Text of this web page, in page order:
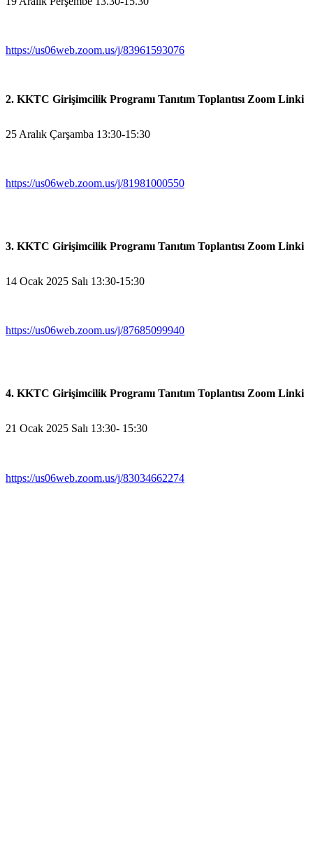
https://us06web.zoom.us/j/83961593076
2. KKTC Girişimcilik Programı Tanıtım Toplantısı Zoom Linki
25 Aralık Çarşamba 13:30-15:30
https://us06web.zoom.us/j/81981000550
3. KKTC Girişimcilik Programı Tanıtım Toplantısı Zoom Linki
14 Ocak 2025 Salı 13:30-15:30
https://us06web.zoom.us/j/87685099940
4. KKTC Girişimcilik Programı Tanıtım Toplantısı Zoom Linki
21 Ocak 2025 Salı 13:30- 15:30
https://us06web.zoom.us/j/83034662274